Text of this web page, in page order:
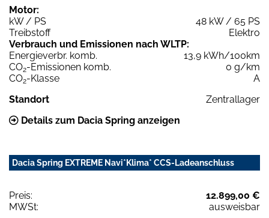
Motor:
kW / PS
48 kW / 65 PS
Treibstoff
Elektro
Verbrauch und Emissionen nach WLTP:
Energieverbr. komb.
13,9 kWh/100km
CO2-Emissionen komb.
0 g/km
CO2-Klasse
A
Standort
Zentrallager
Details zum Dacia Spring anzeigen
Dacia Spring EXTREME Navi*Klima* CCS-Ladeanschluss
Preis:
12.899,00 €
MWSt:
ausweisbar